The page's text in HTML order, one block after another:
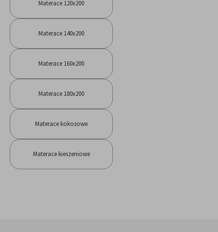
Materace 120x200
Materace 140x200
Materace 160x200
Materace 180x200
Materace kokosowe
Materace kieszeniowe